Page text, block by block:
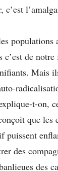
populations
de
Mais
t-on,
que les
des
des